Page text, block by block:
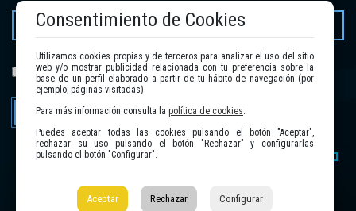
He leído y acepto lapolítica de privacidad.
Enviar
Consentimiento de Cookies
Utilizamos cookies propias y de terceros para analizar el uso del sitio
web y/o mostrar publicidad relacionada con tu preferencia sobre la
base de un perfil elaborado a partir de tu hábito de navegación (por
ejemplo, páginas visitadas).
Para más información consulta la política de cookies.
Puedes aceptar todas las cookies pulsando el botón "Aceptar",
rechazar su uso pulsando el botón "Rechazar" y configurarlas
pulsando el botón "Configurar".
Aceptar Rechazar Configurar